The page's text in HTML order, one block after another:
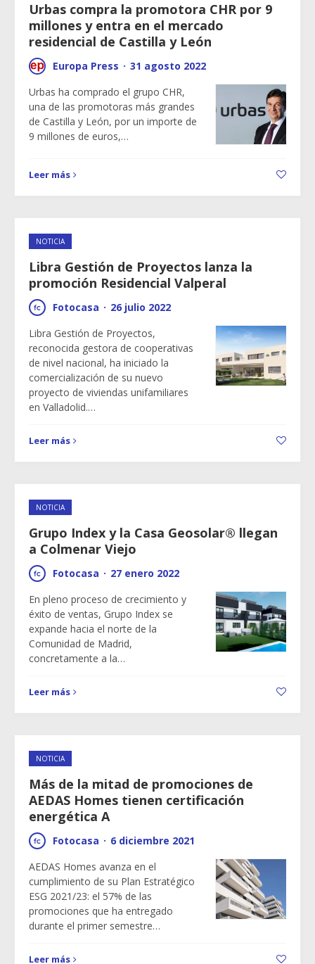
Urbas compra la promotora CHR por 9
millones y entra en el mercado
residencial de Castilla y León
Europa Press · 31 agosto 2022
Urbas ha comprado el grupo CHR,
una de las promotoras más grandes
de Castilla y León, por un importe de
9 millones de euros,…
Leer más
NOTICIA
Libra Gestión de Proyectos lanza la
promoción Residencial Valperal
Fotocasa · 26 julio 2022
Libra Gestión de Proyectos,
reconocida gestora de cooperativas
de nivel nacional, ha iniciado la
comercialización de su nuevo
proyecto de viviendas unifamiliares
en Valladolid.…
Leer más
NOTICIA
Grupo Index y la Casa Geosolar® llegan
a Colmenar Viejo
Fotocasa · 27 enero 2022
En pleno proceso de crecimiento y
éxito de ventas, Grupo Index se
expande hacia el norte de la
Comunidad de Madrid,
concretamente a la…
Leer más
NOTICIA
Más de la mitad de promociones de
AEDAS Homes tienen certificación
energética A
Fotocasa · 6 diciembre 2021
AEDAS Homes avanza en el
cumplimiento de su Plan Estratégico
ESG 2021/23: el 57% de las
promociones que ha entregado
durante el primer semestre…
Leer más